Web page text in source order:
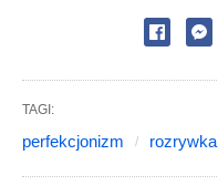
TAGI:
perfekcjonizm rozrywka